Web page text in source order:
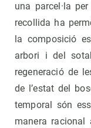
una parcel·la
recollida ha
la composició
arbori i del
regeneració de
de l’estat del
temporal són
manera